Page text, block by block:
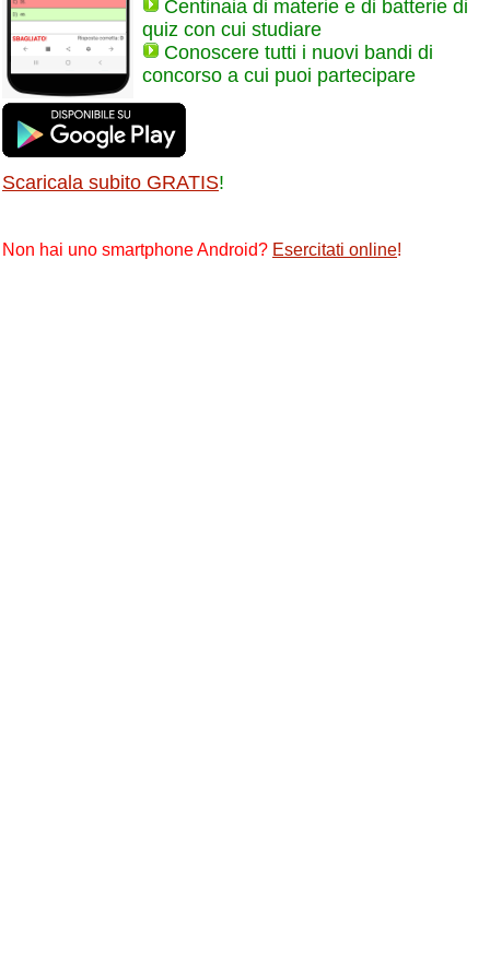
Centinaia di materie e di batterie di
quiz con cui studiare
Conoscere tutti i nuovi bandi di
concorso a cui puoi partecipare
Scaricala subito GRATIS!
Non hai uno smartphone Android? Esercitati online!